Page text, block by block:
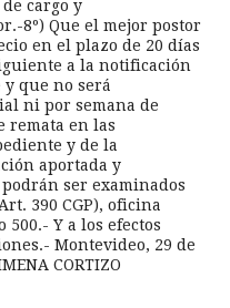
cargo y
8º) Que el mejor postor
en el plazo de 20 días
a la notificación
que no será
ni por semana de
remata en las
y de la
aportada y
ser examinados
390 CGP), oficina
500.- Y a los efectos
Montevideo, 29 de
CORTIZO